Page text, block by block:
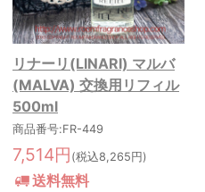
リナーリ(LINARI) マルバ
(MALVA) 交換用リフィル
500ml
商品番号:FR-449
7,514円 (税込8,265円)
送料無料